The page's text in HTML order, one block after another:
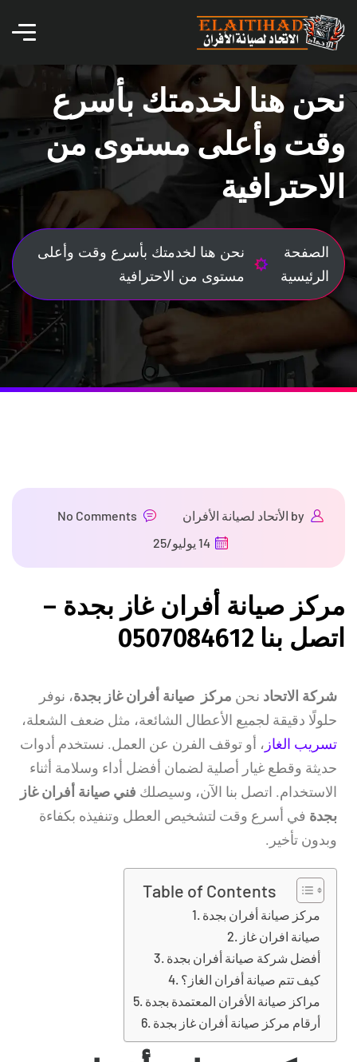
نحن هنا لخدمتك بأسرع
وقت وأعلى مستوى من
الاحترافية
الصفحة
الرئيسية
نحن هنا لخدمتك بأسرع وقت وأعلى
مستوى من الاحترافية
by الأتحاد لصيانة الأفران
No Comments
14 يوليو/25
مركز صيانة أفران غاز بجدة –
اتصل بنا 0507084612
شركة الاتحاد نحن مركز صيانة أفران غاز بجدة، نوفر
حلولًا دقيقة لجميع الأعطال الشائعة، مثل ضعف الشعلة،
تسريب الغاز ، أو توقف الفرن عن العمل. نستخدم أدوات
حديثة وقطع غيار أصلية لضمان أفضل أداء وسلامة أثناء
الاستخدام. اتصل بنا الآن، وسيصلك فني صيانة أفران غاز
بجدة في أسرع وقت لتشخيص العطل وتنفيذه بكفاءة
وبدون تأخير.
Table of Contents
مركز صيانة أفران بجدة
صيانة افران غاز
أفضل شركة صيانة أفران بجدة
كيف تتم صيانة أفران الغاز؟
مراكز صيانة الأفران المعتمدة بجدة
أرقام مركز صيانة أفران غاز بجدة